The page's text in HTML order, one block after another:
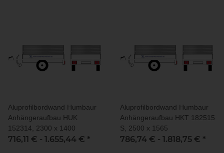
Aluprofilbordwand Humbaur
Anhängeraufbau HUK
152314, 2300 x 1400
716,11 € - 1.655,44 € *
Aluprofilbordwand Humbaur
Anhängeraufbau HKT 182515
S, 2500 x 1565
786,74 € - 1.818,75 € *